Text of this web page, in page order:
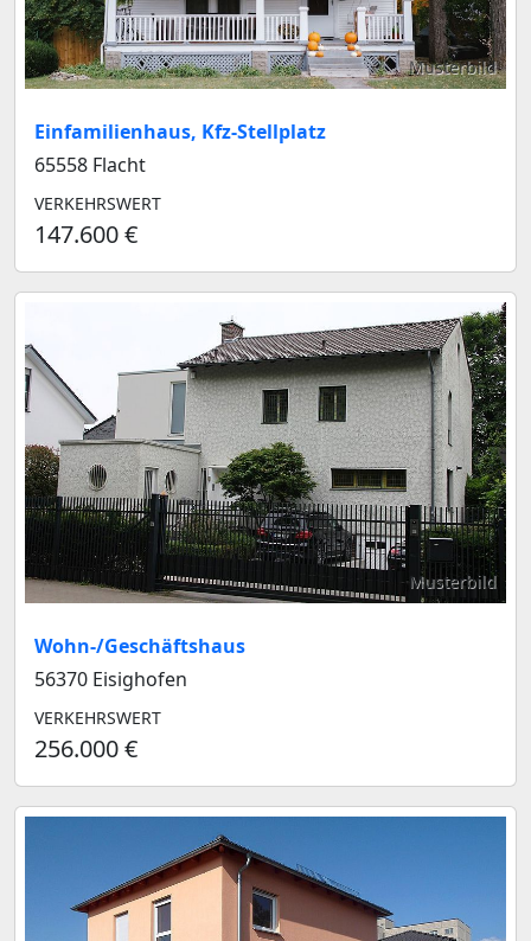
Musterbild
Einfamilienhaus, Kfz-Stellplatz
65558 Flacht
VERKEHRSWERT
147.600 €
Musterbild
Wohn-/Geschäftshaus
56370 Eisighofen
VERKEHRSWERT
256.000 €